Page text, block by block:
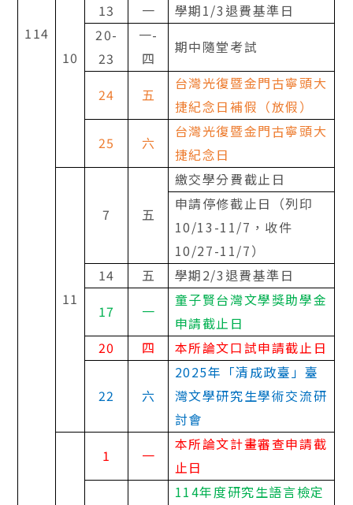
114
10
13
一 學期1/3 退費基準日
20-
23
一-
四
期中隨堂考試
24 五
台灣光復暨金門古寧頭大
捷紀念日補假（放假）
25
六
台灣光復暨金門古寧頭大
捷紀念日
11
7 五
繳交學分費截止日
申請停修截止日（列印
10/13-11/7 ，收件
10/27-11/7）
14
五 學期2/3 退費基準日
17
一
童子賢台灣文學獎助學金
申請截止日
20
四 本所論文口試申請截止日
22 六
2025年「清成政臺」臺
灣文學研究生學術交流研
討會
1 一
本所論文計畫審查申請截
止日
114年度研究生語言檢定